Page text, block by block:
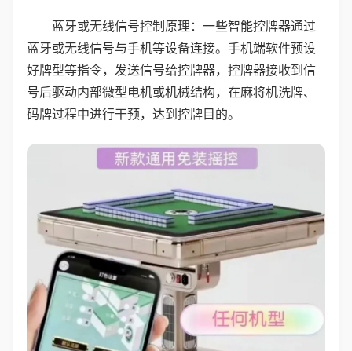
蓝牙或无线信号控制原理：一些智能控牌器通过
蓝牙或无线信号与手机等设备连接。手机端软件预设
好牌型等指令，发送信号给控牌器，控牌器接收到信
号后驱动内部微型电机或机械结构，在麻将机洗牌、
码牌过程中进行干预，达到控牌目的。